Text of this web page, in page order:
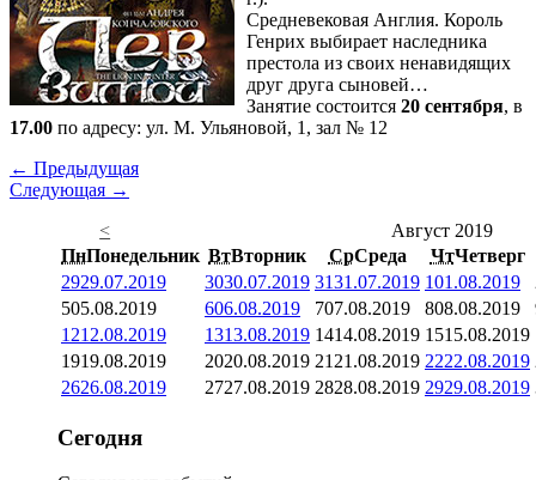
Средневековая Англия. Король
Генрих выбирает наследника
престола из своих ненавидящих
друг друга сыновей…
Занятие состоится 20 сентября, в
17.00 по адресу: ул. М. Ульяновой, 1, зал № 12
← Предыдущая
Следующая →
<
Август 2019
ПнПонедельник ВтВторник СрСреда ЧтЧетверг
2929.07.2019 3030.07.2019 3131.07.2019 101.08.2019
505.08.2019 606.08.2019 707.08.2019 808.08.2019
1212.08.2019 1313.08.2019 1414.08.2019 1515.08.2019
1919.08.2019 2020.08.2019 21 21.08.2019 2222.08.2019
2626.08.2019 2727.08.2019 2828.08.2019 2929.08.2019
Сегодня